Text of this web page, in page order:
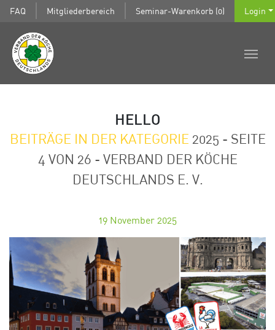
FAQ Mitgliederbereich Seminar-Warenkorb (0) Login
HELLO
BEITRÄGE IN DER KATEGORIE 2025 - SEITE
4 VON 26 - VERBAND DER KÖCHE
DEUTSCHLANDS E. V.
19 November 2025